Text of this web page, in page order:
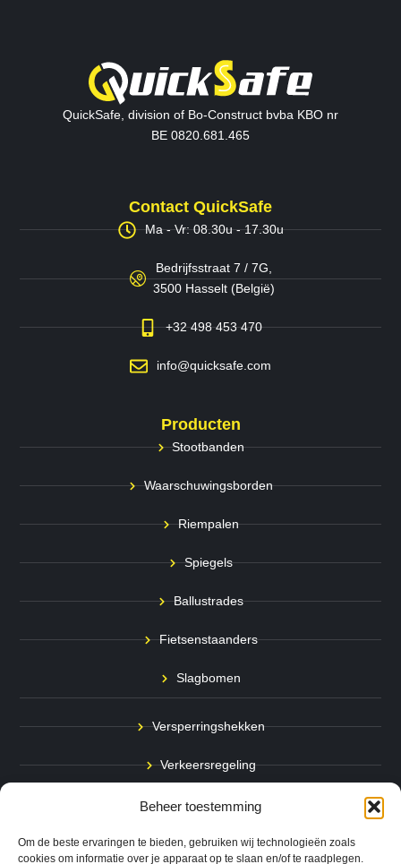
Beheer toestemming
Om de beste ervaringen te bieden, gebruiken wij technologieën zoals
cookies om informatie over je apparaat op te slaan en/of te raadplegen.
QuickSafe, division of Bo-Construct bvba KBO nr
BE 0820.681.465
Contact QuickSafe
Ma - Vr: 08.30u - 17.30u
Bedrijfsstraat 7 / 7G,
3500 Hasselt (België)
+32 498 453 470
info@quicksafe.com
Producten
Stootbanden
Waarschuwingsborden
Riempalen
Spiegels
Ballustrades
Fietsenstaanders
Slagbomen
Versperringshekken
Verkeersregeling
Stadspalen
Afzetpalen